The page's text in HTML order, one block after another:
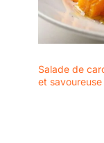
Salade de
et savoureuse